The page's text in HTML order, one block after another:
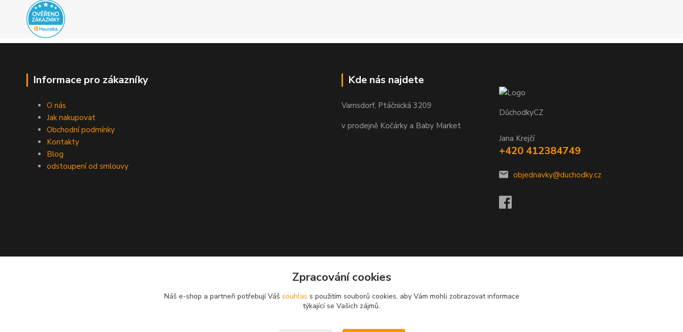
Informace pro zákazníky
O nás
Jak nakupovat
Obchodní podmínky
Kontakty
Blog
odstoupení od smlouvy
Kde nás najdete
Varnsdorf, Ptáčnická 3209
v prodejně Kočárky a Baby Market
DůchodkyCZ
Jana Krejčí
+420 412384749
objednavky@duchodky.cz
Zpracování cookies
Náš e-shop a partneři potřebují Váš souhlas s použitím souborů cookies, aby Vám mohli zobrazovat informace
týkající se Vašich zájmů.